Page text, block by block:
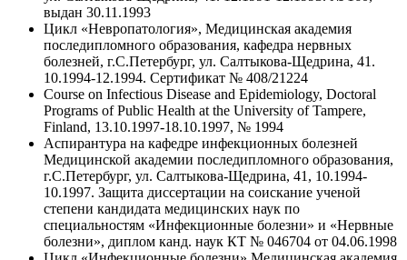
выдан 30.11.1993
Цикл «Невропатология», Медицинская академия
последипломного образования, кафедра нервных
болезней, г.С.Петербург, ул. Салтыкова-Щедрина, 41.
10.1994-12.1994. Сертификат № 408/21224
Course on Infectious Disease and Epidemiology, Doctoral
Programs of Public Health at the University of Tampere,
Finland, 13.10.1997-18.10.1997, № 1994
Аспирантура на кафедре инфекционных болезней
Медицинской академии последипломного образования,
г.С.Петербург, ул. Салтыкова-Щедрина, 41, 10.1994-
10.1997. Защита диссертации на соискание ученой
степени кандидата медицинских наук по
специальностям «Инфекционные болезни» и «Нервные
болезни», диплом канд. наук КТ № 046704 от 04.06.1998